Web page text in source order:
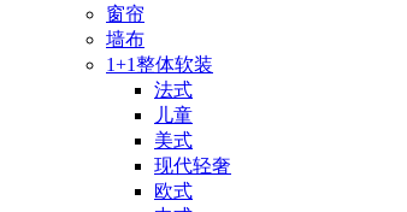
窗帘
墙布
1+1整体软装
法式
儿童
美式
现代轻奢
欧式